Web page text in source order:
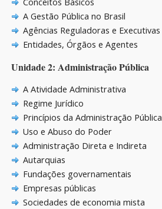
A Gestão Pública no Brasil
Agências Reguladoras e Executivas
Entidades, Órgãos e Agentes
Unidade 2: Administração Pública
A Atividade Administrativa
Regime Jurídico
Princípios da Administração Pública
Uso e Abuso do Poder
Administração Direta e Indireta
Autarquias
Fundações governamentais
Empresas públicas
Sociedades de economia mista